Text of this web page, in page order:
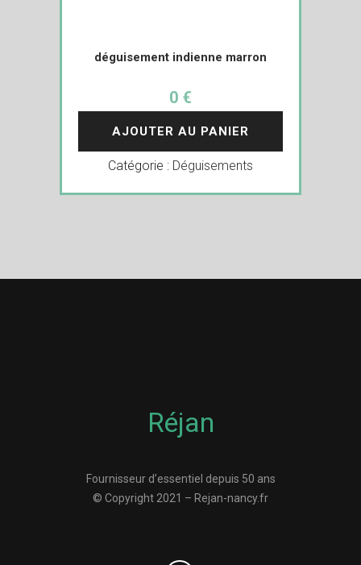
déguisement indienne marron
0 €
AJOUTER AU PANIER
Catégorie : Déguisements
Réjan
Fournisseur d’essentiel depuis 50 ans
© Copyright 2021 – Rejan-nancy.fr